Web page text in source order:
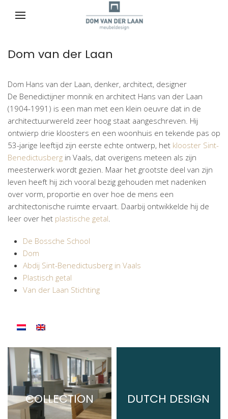
Dom van der Laan
Dom Hans van der Laan, denker, architect, designer
De Benedictijner monnik en architect Hans van der Laan
(1904-1991) is een man met een klein oeuvre dat in de
architectuurwereld zeer hoog staat aangeschreven. Hij
ontwierp drie kloosters en een woonhuis en tekende pas op
53-jarige leeftijd zijn eerste echte ontwerp, het klooster Sint-
Benedictusberg in Vaals, dat overigens meteen als zijn
meesterwerk wordt gezien. Maar het grootste deel van zijn
leven heeft hij zich vooral bezig gehouden met nadenken
over vorm, proportie en over hoe de mens een
architectonische ruimte ervaart. Daarbij ontwikkelde hij de
leer over het plastische getal.
De Bossche School
Dom
Abdij Sint-Benedictusberg in Vaals
Plastisch getal
Van der Laan Stichting
COLLECTION DUTCH DESIGN